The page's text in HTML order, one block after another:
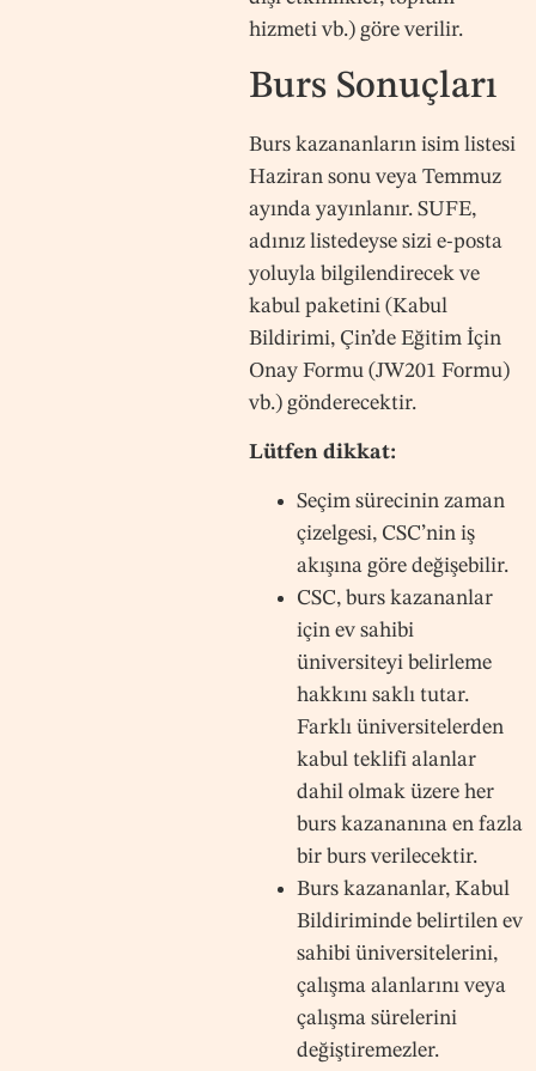
hizmeti vb.) göre verilir.
Burs Sonuçları
Burs kazananların isim listesi
Haziran sonu veya Temmuz
ayında yayınlanır. SUFE,
adınız listedeyse sizi e-posta
yoluyla bilgilendirecek ve
kabul paketini (Kabul
Bildirimi, Çin’de Eğitim İçin
Onay Formu (JW201 Formu)
vb.) gönderecektir.
Lütfen dikkat:
Seçim sürecinin zaman
çizelgesi, CSC’nin iş
akışına göre değişebilir.
CSC, burs kazananlar
için ev sahibi
üniversiteyi belirleme
hakkını saklı tutar.
Farklı üniversitelerden
kabul teklifi alanlar
dahil olmak üzere her
burs kazananına en fazla
bir burs verilecektir.
Burs kazananlar, Kabul
Bildiriminde belirtilen ev
sahibi üniversitelerini,
çalışma alanlarını veya
çalışma sürelerini
değiştiremezler.